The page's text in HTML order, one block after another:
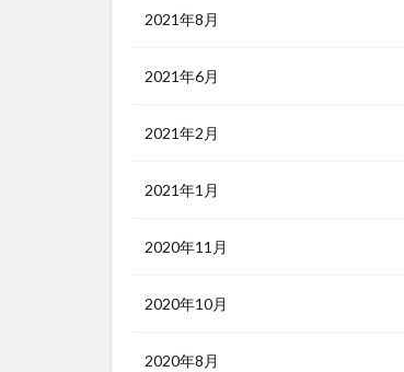
2021年8月
2021年6月
2021年2月
2021年1月
2020年11月
2020年10月
2020年8月